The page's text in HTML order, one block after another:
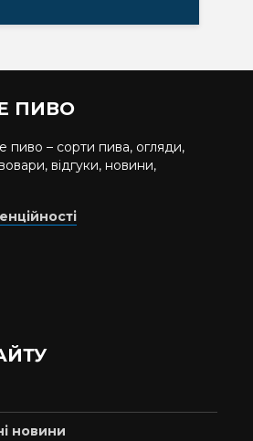
ПИВО
пиво – сорти пива, огляди,
відгуки, новини,
новини